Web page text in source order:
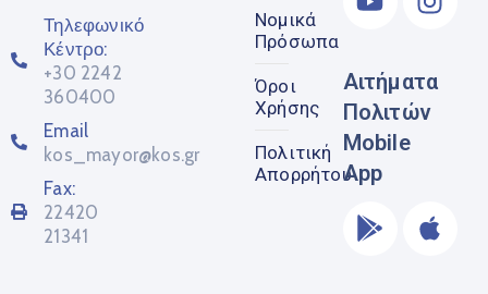
Τηλεφωνικό
Κέντρο:
+30 2242
360400
Email
kos_mayor@kos.gr
Fax:
22420
21341
Νομικά
Πρόσωπα
Όροι
Χρήσης
Πολιτική
Απορρήτου
Αιτήματα
Πολιτών
Mobile
App